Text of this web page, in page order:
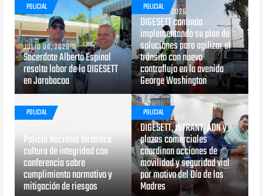
POLICIAL
JULIO 06, 2026
Sacerdote Alberto Espinal
resalta labor de la DIGESETT
en Jarabacoa
POLICIAL
JUNIO 29, 2026
DIGESETT continúa
implementando su plan de
soluciones para agilizar el
tránsito con nuevo
contraflujo en la avenida
George Washington
POLICIAL
Policía Nacional fortalece
cultura de integridad con
conferencia sobre
cumplimiento normativo y
mitigación de riesgos
POLICIAL
MAYO 29, 2026
DIGESETT, INTRANT, ADN y
plazas comerciales
coordinan acciones de
movilidad y seguridad vial
por motivo del Día de las
Madres